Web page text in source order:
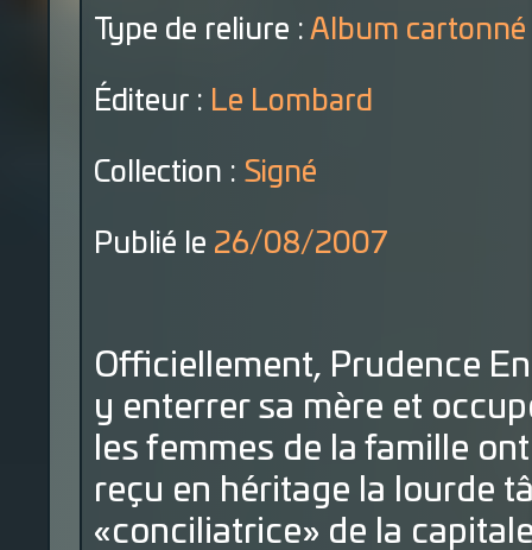
Type de reliure : Album cartonné
Éditeur : Le Lombard
Collection : Signé
Publié le 26/08/2007
Officiellement, Prudence
y enterrer sa mère et
les femmes de la famille
reçu en héritage la lourde
«conciliatrice» de la